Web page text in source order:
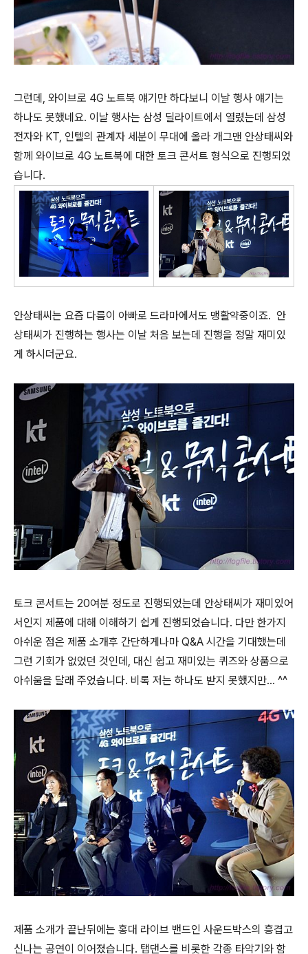
그런데, 와이브로 4G 노트북 얘기만 하다보니 이날 행사 얘기는
하나도 못했네요. 이날 행사는 삼성 딜라이트에서 열렸는데 삼성
전자와 KT, 인텔의 관계자 세분이 무대에 올라 개그맨 안상태씨와
함께 와이브로 4G 노트북에 대한 토크 콘서트 형식으로 진행되었
습니다.
안상태씨는 요즘 다름이 아빠로 드라마에서도 맹활약중이죠. 안
상태씨가 진행하는 행사는 이날 처음 보는데 진행을 정말 재미있
게 하시더군요.
토크 콘서트는 20여분 정도로 진행되었는데 안상태씨가 재미있어
서인지 제품에 대해 이해하기 쉽게 진행되었습니다. 다만 한가지
아쉬운 점은 제품 소개후 간단하게나마 Q&A 시간을 기대했는데
그런 기회가 없었던 것인데, 대신 쉽고 재미있는 퀴즈와 상품으로
아쉬움을 달래 주었습니다. 비록 저는 하나도 받지 못했지만... ^^
제품 소개가 끝난뒤에는 홍대 라이브 밴드인 사운드박스의 흥겹고
신나는 공연이 이어졌습니다. 탭댄스를 비롯한 각종 타악기와 함